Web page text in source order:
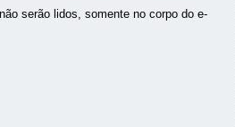
serão lidos, somente no corpo do e-